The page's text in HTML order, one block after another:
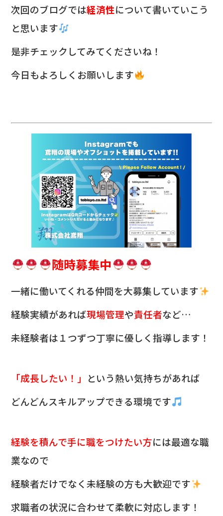
次回のブログでは経済性について書いていこう
と思います
是非チェックしてみてくださいね！
今日もよろしくお願いします
随時募集中
一緒に働いてくれる仲間を大募集しています
経験実績があれば現場管理や責任者など…
未経験者は１つずつ丁寧に優しく指導します！
「成長したい！」 という熱い気持ちがあれば
どんどんスキルアップできる環境です
経験を積んで手に職をつけたい方には最適な職
業なので
経験者だけでなく未経験の方も大歓迎です
求職者の状況に合わせて柔軟に対応します！